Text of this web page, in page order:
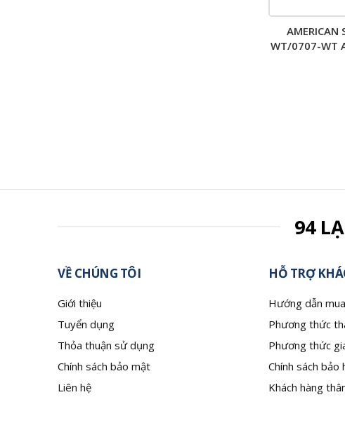
AMERICAN
WT/0707-WT
94
VỀ CHÚNG TÔI
Giới thiệu
Tuyển dụng
Thỏa thuận sử dụng
Chính sách bảo mật
Liên hệ
HỖ TRỢ
Hướng dẫn
Phương thức
Phương thức
Chính sách bảo
Khách hàng